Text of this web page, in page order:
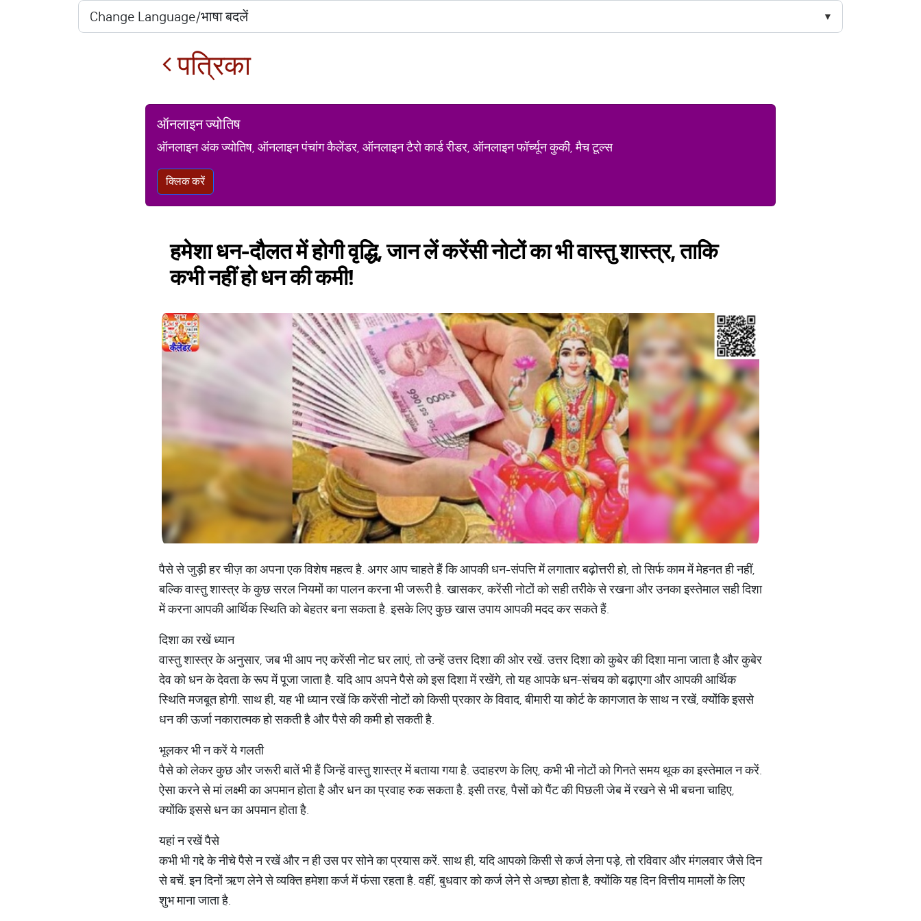
पत्रिका
ऑनलाइन ज्योतिष
ऑनलाइन अंक ज्योतिष, ऑनलाइन पंचांग कैलेंडर, ऑनलाइन टैरो कार्ड रीडर, ऑनलाइन फॉर्च्यून कुकी, मैच टूल्स
क्लिक करें
हमेशा धन-दौलत में होगी वृद्धि, जान लें करेंसी नोटों का भी वास्तु शास्त्र, ताकि
कभी नहीं हो धन की कमी!
पैसे से जुड़ी हर चीज़ का अपना एक विशेष महत्व है. अगर आप चाहते हैं कि आपकी धन-संपत्ति में लगातार बढ़ोत्तरी हो, तो सिर्फ काम में मेहनत ही नहीं,
बल्कि वास्तु शास्त्र के कुछ सरल नियमों का पालन करना भी जरूरी है. खासकर, करेंसी नोटों को सही तरीके से रखना और उनका इस्तेमाल सही दिशा
में करना आपकी आर्थिक स्थिति को बेहतर बना सकता है. इसके लिए कुछ खास उपाय आपकी मदद कर सकते हैं.
दिशा का रखें ध्यान
वास्तु शास्त्र के अनुसार, जब भी आप नए करेंसी नोट घर लाएं, तो उन्हें उत्तर दिशा की ओर रखें. उत्तर दिशा को कुबेर की दिशा माना जाता है और कुबेर
देव को धन के देवता के रूप में पूजा जाता है. यदि आप अपने पैसे को इस दिशा में रखेंगे, तो यह आपके धन-संचय को बढ़ाएगा और आपकी आर्थिक
स्थिति मजबूत होगी. साथ ही, यह भी ध्यान रखें कि करेंसी नोटों को किसी प्रकार के विवाद, बीमारी या कोर्ट के कागजात के साथ न रखें, क्योंकि इससे
धन की ऊर्जा नकारात्मक हो सकती है और पैसे की कमी हो सकती है.
भूलकर भी न करें ये गलती
पैसे को लेकर कुछ और जरूरी बातें भी हैं जिन्हें वास्तु शास्त्र में बताया गया है. उदाहरण के लिए, कभी भी नोटों को गिनते समय थूक का इस्तेमाल न करें.
ऐसा करने से मां लक्ष्मी का अपमान होता है और धन का प्रवाह रुक सकता है. इसी तरह, पैसों को पैंट की पिछली जेब में रखने से भी बचना चाहिए,
क्योंकि इससे धन का अपमान होता है.
यहां न रखें पैसे
कभी भी गद्दे के नीचे पैसे न रखें और न ही उस पर सोने का प्रयास करें. साथ ही, यदि आपको किसी से कर्ज लेना पड़े, तो रविवार और मंगलवार जैसे दिन
से बचें. इन दिनों ऋण लेने से व्यक्ति हमेशा कर्ज में फंसा रहता है. वहीं, बुधवार को कर्ज लेने से अच्छा होता है, क्योंकि यह दिन वित्तीय मामलों के लिए
शुभ माना जाता है.